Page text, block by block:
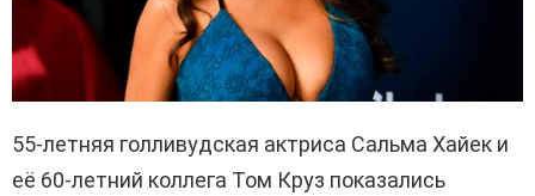
55-летняя голливудская актриса Сальма Хайек и
её 60-летний коллега Том Круз показались